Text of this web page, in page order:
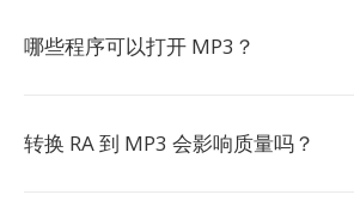
哪些程序可以打开 MP3？
转换 RA 到 MP3 会影响质量吗？